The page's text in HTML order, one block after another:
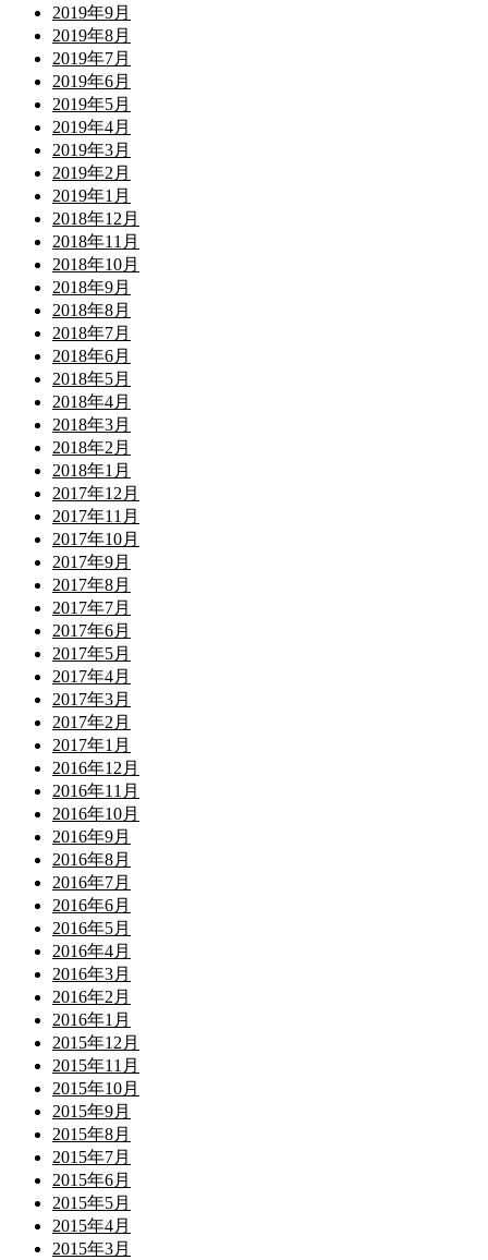
2019年9月
2019年8月
2019年7月
2019年6月
2019年5月
2019年4月
2019年3月
2019年2月
2019年1月
2018年12月
2018年11月
2018年10月
2018年9月
2018年8月
2018年7月
2018年6月
2018年5月
2018年4月
2018年3月
2018年2月
2018年1月
2017年12月
2017年11月
2017年10月
2017年9月
2017年8月
2017年7月
2017年6月
2017年5月
2017年4月
2017年3月
2017年2月
2017年1月
2016年12月
2016年11月
2016年10月
2016年9月
2016年8月
2016年7月
2016年6月
2016年5月
2016年4月
2016年3月
2016年2月
2016年1月
2015年12月
2015年11月
2015年10月
2015年9月
2015年8月
2015年7月
2015年6月
2015年5月
2015年4月
2015年3月